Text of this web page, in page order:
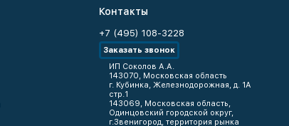
Контакты
+7 (495) 108-3228
Заказать звонок
ИП Соколов А.А.
143070, Московская область
г. Кубинка, Железнодорожная, д. 1А
стр.1
143069, Московская область,
Одинцовский городской округ,
г.Звенигород, территория рынка